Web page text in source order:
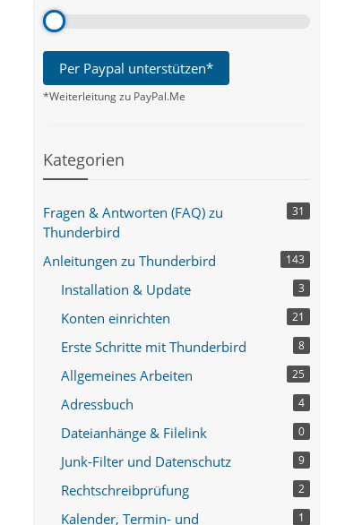
Per Paypal unterstützen*
*Weiterleitung zu PayPal.Me
Kategorien
Fragen & Antworten (FAQ) zu
Thunderbird
31
Anleitungen zu Thunderbird 143
Installation & Update 3
Konten einrichten 21
Erste Schritte mit Thunderbird 8
Allgemeines Arbeiten 25
Adressbuch 4
Dateianhänge & Filelink 0
Junk-Filter und Datenschutz 9
Rechtschreibprüfung 2
Kalender, Termin- und
1